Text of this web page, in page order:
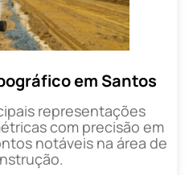
em Santos
representações
com precisão em
notáveis na área de